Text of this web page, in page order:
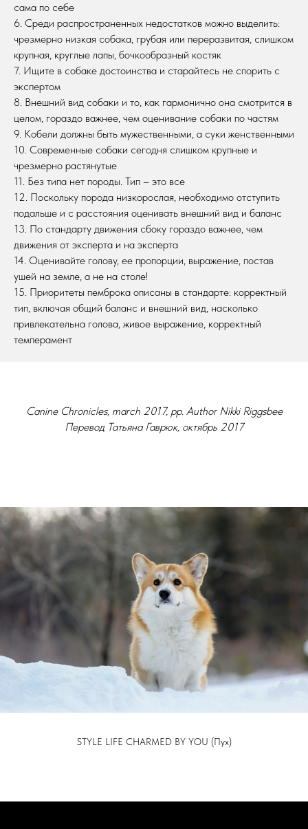
сама по себе
6. Среди распространенных недостатков можно выделить:
чрезмерно низкая собака, грубая или переразвитая, слишком
крупная, круглые лапы, бочкообразный костяк
7. Ищите в собаке достоинства и старайтесь не спорить с
экспертом
8. Внешний вид собаки и то, как гармонично она смотрится в
целом, гораздо важнее, чем оценивание собаки по частям
9. Кобели должны быть мужественными, а суки женственными
10. Современные собаки сегодня слишком крупные и
чрезмерно растянутые
11. Без типа нет породы. Тип – это все
12. Поскольку порода низкорослая, необходимо отступить
подальше и с расстояния оценивать внешний вид и баланс
13. По стандарту движения сбоку гораздо важнее, чем
движения от эксперта и на эксперта
14. Оценивайте голову, ее пропорции, выражение, постав
ушей на земле, а не на столе!
15. Приоритеты пемброка описаны в стандарте: корректный
тип, включая общий баланс и внешний вид, насколько
привлекательна голова, живое выражение, корректный
темперамент
Canine Chronicles, march 2017, pp. Author Nikki Riggsbee
Перевод Татьяна Гаврюк, октябрь 2017
STYLE LIFE CHARMED BY YOU (Пух)